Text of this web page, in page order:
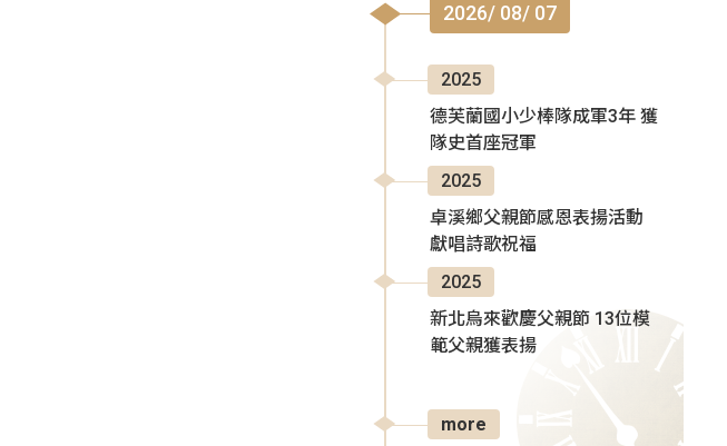
2026/ 08/ 07
2025
德芙蘭國小少棒隊成軍3年 獲
隊史首座冠軍
2025
卓溪鄉父親節感恩表揚活動
獻唱詩歌祝福
2025
新北烏來歡慶父親節 13位模
範父親獲表揚
more